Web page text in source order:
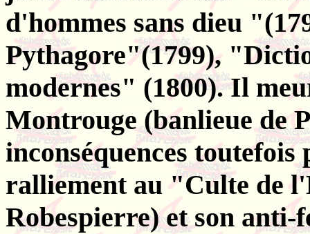
d'hommes sans dieu
Pythagore"(1799),
modernes" (1800). Il
Montrouge (banlieue de
inconséquences
ralliement au "Culte de
Robespierre) et son